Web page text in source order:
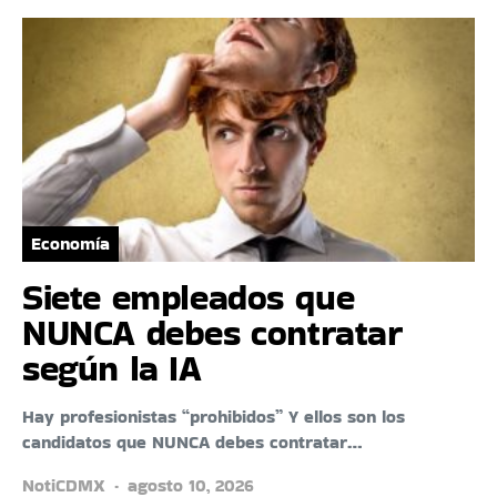
Economía
Siete empleados que
NUNCA debes contratar
según la IA
Hay profesionistas “prohibidos” Y ellos son los
candidatos que NUNCA debes contratar…
NotiCDMX
agosto 10, 2026